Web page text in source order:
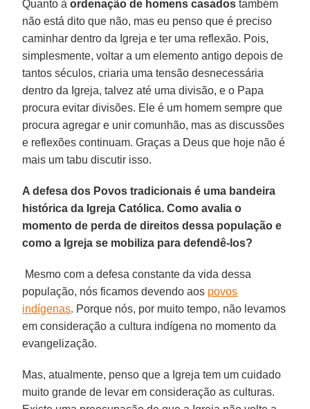
Quanto àordenação de homens casados também
não está dito que não, mas eu penso que é preciso
caminhar dentro da Igreja e ter uma reflexão. Pois,
simplesmente, voltar a um elemento antigo depois de
tantos séculos, criaria uma tensão desnecessária
dentro da Igreja, talvez até uma divisão, e o Papa
procura evitar divisões. Ele é um homem sempre que
procura agregar e unir comunhão, mas as discussões
e reflexões continuam. Graças a Deus que hoje não é
mais um tabu discutir isso.
A defesa dos Povos tradicionais é uma bandeira
histórica da Igreja Católica. Como avalia o
momento de perda de direitos dessa população e
como a Igreja se mobiliza para defendê-los?
Mesmo com a defesa constante da vida dessa
população, nós ficamos devendo aos povos
indígenas. Porque nós, por muito tempo, não levamos
em consideração a cultura indígena no momento da
evangelização.
Mas, atualmente, penso que a Igreja tem um cuidado
muito grande de levar em consideração as culturas.